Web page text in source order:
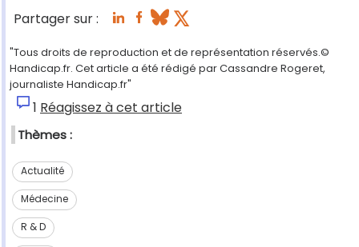
Partager sur :
"Tous droits de reproduction et de représentation réservés.©
Handicap.fr. Cet article a été rédigé par Cassandre Rogeret,
journaliste Handicap.fr"
1 Réagissez à cet article
Thèmes :
Actualité
Médecine
R & D